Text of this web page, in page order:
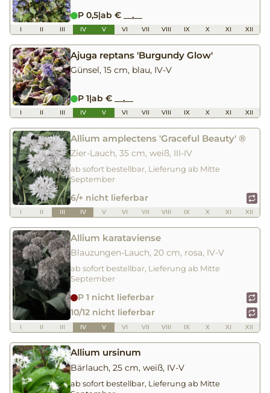
P 0,5|ab € __,__
I II III IV V VI VII VIII IX X XI XII
Ajuga reptans 'Burgundy Glow'
Günsel, 15 cm, blau, IV-V
P 1|ab € __,__
I II III IV V VI VII VIII IX X XI XII
Allium amplectens 'Graceful Beauty' ®
Zier-Lauch, 35 cm, weiß, III-IV
ab sofort bestellbar, Lieferung ab Mitte
September
6/+ nicht lieferbar
I II III IV V VI VII VIII IX X XI XII
Allium karataviense
Blauzungen-Lauch, 20 cm, rosa, IV-V
ab sofort bestellbar, Lieferung ab Mitte
September
P 1 nicht lieferbar
10/12 nicht lieferbar
I II III IV V VI VII VIII IX X XI XII
Allium ursinum
Bärlauch, 25 cm, weiß, IV-V
ab sofort bestellbar, Lieferung ab Mitte